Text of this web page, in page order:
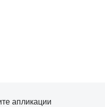
апликации